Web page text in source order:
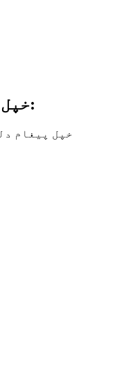
خپل پیغام موږ ته واستوئ:
خپل پیغام